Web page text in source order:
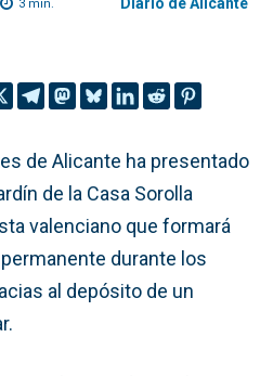
3min.
de Alicante ha presentado
de la Casa Sorolla
valenciano que formará
durante los
al depósito de un